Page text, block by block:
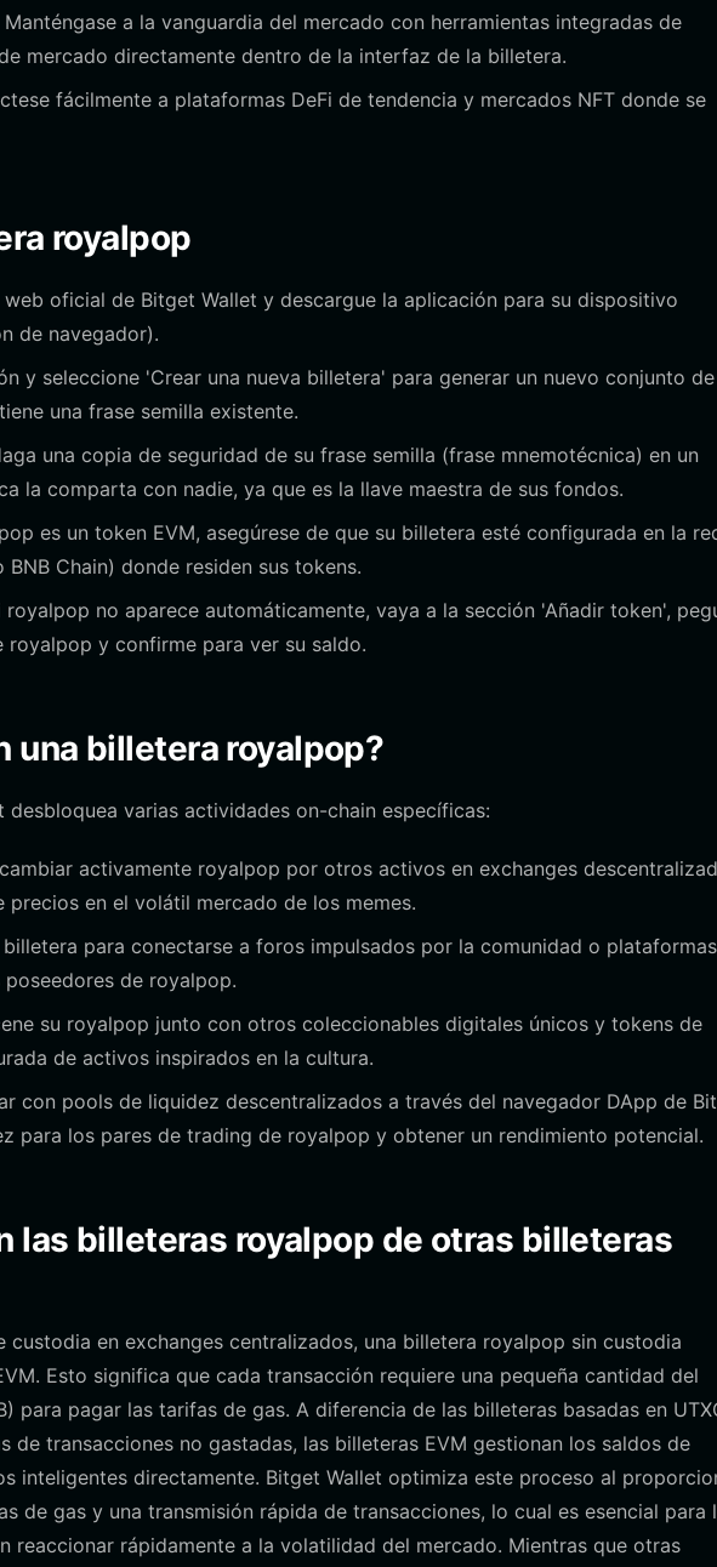
Manténgase a la vanguardia del mercado con herramientas integradas de
mercado directamente dentro de la interfaz de la billetera.
fácilmente a plataformas DeFi de tendencia y mercados NFT donde se
royalpop
oficial de Bitget Wallet y descargue la aplicación para su dispositivo
de navegador).
y seleccione 'Crear una nueva billetera' para generar un nuevo conjunto de
una frase semilla existente.
una copia de seguridad de su frase semilla (frase mnemotécnica) en un
la comparta con nadie, ya que es la llave maestra de sus fondos.
es un token EVM, asegúrese de que su billetera esté configurada en la
Chain) donde residen sus tokens.
royalpop no aparece automáticamente, vaya a la sección 'Añadir token',
y confirme para ver su saldo.
una billetera royalpop?
varias actividades on-chain específicas:
activamente royalpop por otros activos en exchanges
en el volátil mercado de los memes.
billetera para conectarse a foros impulsados por la comunidad o
de royalpop.
su royalpop junto con otros coleccionables digitales únicos y tokens de
de activos inspirados en la cultura.
con pools de liquidez descentralizados a través del navegador DApp de
para los pares de trading de royalpop y obtener un rendimiento potencial.
las billeteras royalpop de otras billeteras
custodia en exchanges centralizados, una billetera royalpop sin custodia
Esto significa que cada transacción requiere una pequeña cantidad del
para pagar las tarifas de gas. A diferencia de las billeteras basadas en
de transacciones no gastadas, las billeteras EVM gestionan los saldos de
inteligentes directamente. Bitget Wallet optimiza este proceso al
de gas y una transmisión rápida de transacciones, lo cual es esencial para
reaccionar rápidamente a la volatilidad del mercado. Mientras que otras